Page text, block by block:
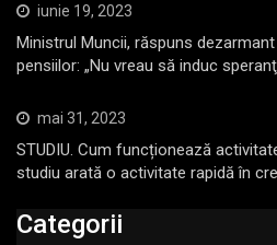
iunie 19, 2023
Ministrul Muncii, răspuns
pensiilor: „Nu vreau să induc
mai 31, 2023
STUDIU. Cum funcționează
studiu arată o activitate rapidă în
Categorii